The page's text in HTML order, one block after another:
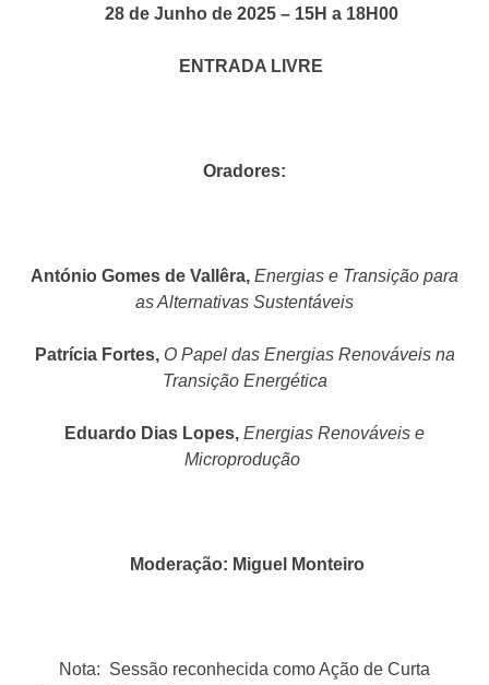
28 de Junho de 2025 – 15H a 18H00
ENTRADA LIVRE
Oradores:
António Gomes de Vallêra, Energias e Transição para
as Alternativas Sustentáveis
Patrícia Fortes, O Papel das Energias Renováveis na
Transição Energética
Eduardo Dias Lopes, Energias Renováveis e
Microprodução
Moderação: Miguel Monteiro
Nota: Sessão reconhecida como Ação de Curta